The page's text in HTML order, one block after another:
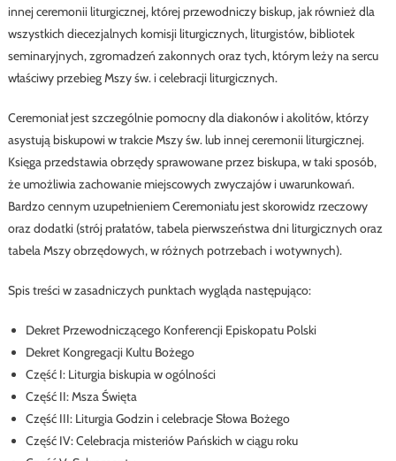
innej ceremonii liturgicznej, której przewodniczy biskup, jak również dla
wszystkich diecezjalnych komisji liturgicznych, liturgistów, bibliotek
seminaryjnych, zgromadzeń zakonnych oraz tych, którym leży na sercu
właściwy przebieg Mszy św. i celebracji liturgicznych.
Ceremoniał jest szczególnie pomocny dla diakonów i akolitów, którzy
asystują biskupowi w trakcie Mszy św. lub innej ceremonii liturgicznej.
Księga przedstawia obrzędy sprawowane przez biskupa, w taki sposób,
że umożliwia zachowanie miejscowych zwyczajów i uwarunkowań.
Bardzo cennym uzupełnieniem Ceremoniału jest skorowidz rzeczowy
oraz dodatki (strój prałatów, tabela pierwszeństwa dni liturgicznych oraz
tabela Mszy obrzędowych, w różnych potrzebach i wotywnych).
Spis treści w zasadniczych punktach wygląda następująco:
Dekret Przewodniczącego Konferencji Episkopatu Polski
Dekret Kongregacji Kultu Bożego
Część I: Liturgia biskupia w ogólności
Część II: Msza Święta
Część III: Liturgia Godzin i celebracje Słowa Bożego
Część IV: Celebracja misteriów Pańskich w ciągu roku